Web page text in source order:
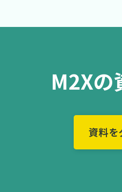
M2Xの
資料を